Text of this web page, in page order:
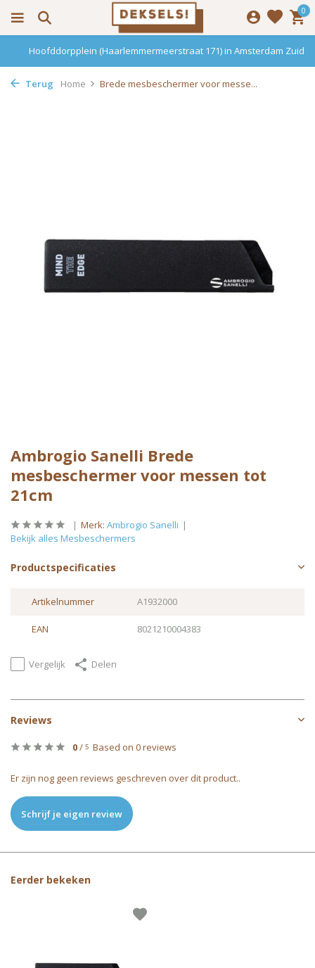
0
Hoofddorpplein (Haarlemmermeerstraat 171) in Amsterdam Zuid
Terug Home Brede mesbeschermer voor messe...
Ambrogio Sanelli Brede
mesbeschermer voor messen tot
21cm
Merk: Ambrogio Sanelli
Bekijk alles Mesbeschermers
Productspecificaties
Artikelnummer A1932000
EAN 8021210004383
Vergelijk Delen
Reviews
0/ 5 Based on 0 reviews
Er zijn nog geen reviews geschreven over dit product..
Schrijf je eigen review
Eerder bekeken